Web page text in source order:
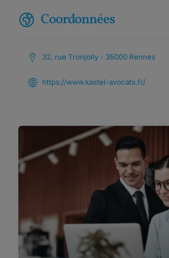
Coordonnées
32, rue Tronjolly - 35000 Rennes
https://www.kastel-avocats.fr/